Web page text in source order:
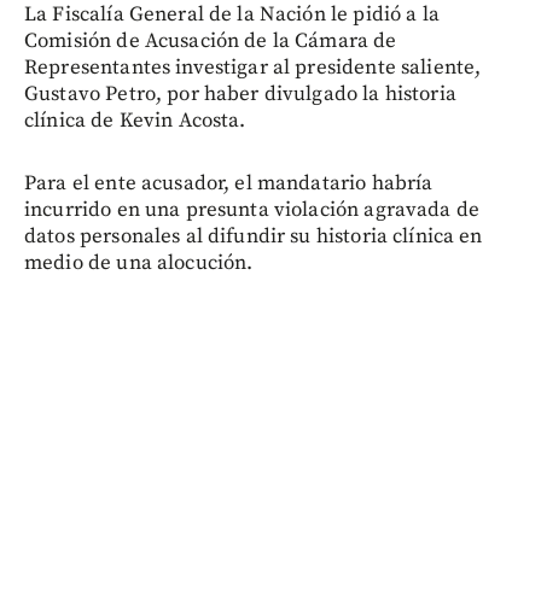
La Fiscalía General de la Nación le pidió a la
Comisión de Acusación de la Cámara de
Representantes investigar al presidente saliente,
Gustavo Petro, por haber divulgado la historia
clínica de Kevin Acosta.
Para el ente acusador, el mandatario habría
incurrido en una presunta violación agravada de
datos personales al difundir su historia clínica en
medio de una alocución.